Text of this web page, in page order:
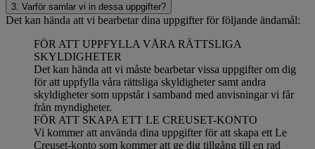
3. Varför samlar vi in dessa uppgifter?
Det kan hända att vi bearbetar dina uppgifter för följande ändamål:
FÖR ATT UPPFYLLA VÅRA RÄTTSLIGA
SKYLDIGHETER
Det kan hända att vi måste bearbetar vissa uppgifter om dig
för att uppfylla våra rättsliga skyldigheter samt andra
skyldigheter som uppstår i samband med anvisningar vi får
från myndigheter.
FÖR ATT SKAPA ETT LE CREUSET-KONTO
Vi kommer att använda dina uppgifter för att skapa ett Le
Creuset-konto som kommer att ge dig tillgång till en rad